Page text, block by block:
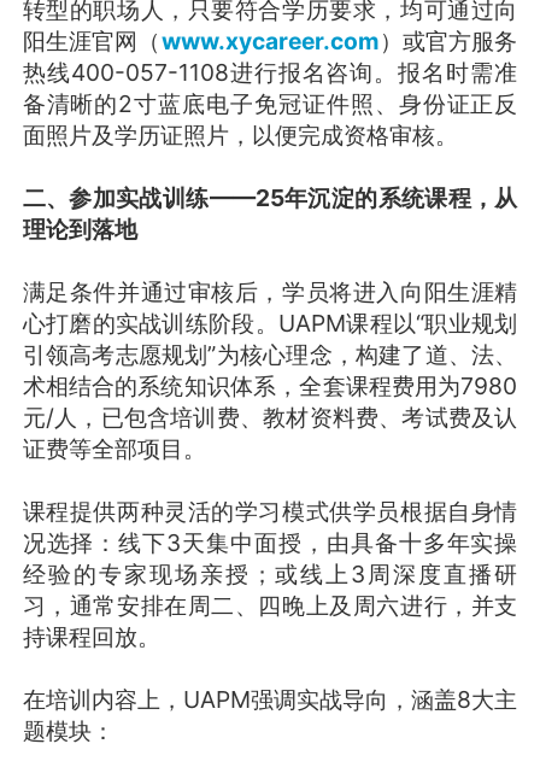
转型的职场人，只要符合学历要求，均可通过向
阳生涯官网（www.xycareer.com）或官方服务
热线400-057-1108进行报名咨询。报名时需准
备清晰的2寸蓝底电子免冠证件照、身份证正反
面照片及学历证照片，以便完成资格审核。
二、参加实战训练——25年沉淀的系统课程，从
理论到落地
满足条件并通过审核后，学员将进入向阳生涯精
心打磨的实战训练阶段。UAPM课程以“职业规划
引领高考志愿规划”为核心理念，构建了道、法、
术相结合的系统知识体系，全套课程费用为7980
元/人，已包含培训费、教材资料费、考试费及认
证费等全部项目。
课程提供两种灵活的学习模式供学员根据自身情
况选择：线下3天集中面授，由具备十多年实操
经验的专家现场亲授；或线上3周深度直播研
习，通常安排在周二、四晚上及周六进行，并支
持课程回放。
在培训内容上，UAPM强调实战导向，涵盖8大主
题模块：